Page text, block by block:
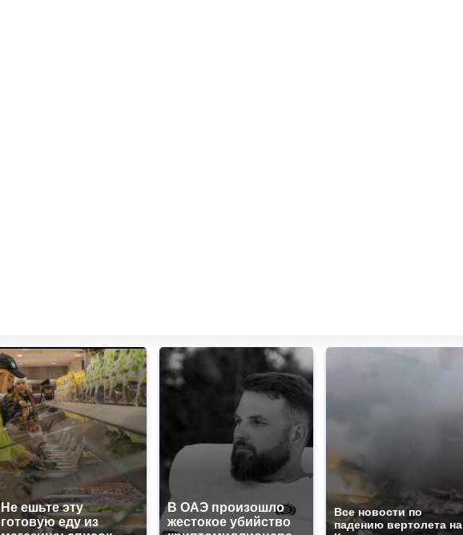
Не ешьте эту
готовую еду из
В ОАЭ произошло
жестокое убийство
Все новости по
падению вертолета на